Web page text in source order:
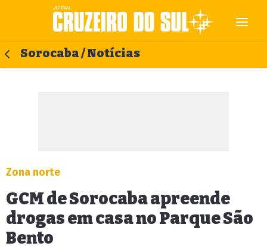
Sorocaba / Notícias
Zona norte
GCM de Sorocaba apreende
drogas em casa no Parque São
Bento